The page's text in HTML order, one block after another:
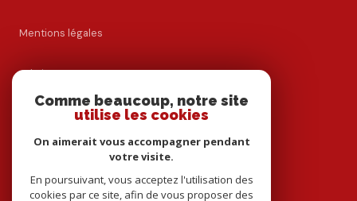
Mentions légales
Admin
Nos honoraires
Cookies
Comme beaucoup, notre site
utilise les cookies
On aimerait vous accompagner pendant
votre visite.
En poursuivant, vous acceptez l'utilisation des
cookies par ce site, afin de vous proposer des